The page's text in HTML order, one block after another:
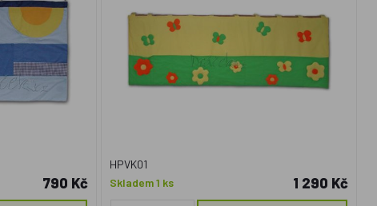
790 Kč
HPVK01
Skladem 1 ks
1 290 Kč